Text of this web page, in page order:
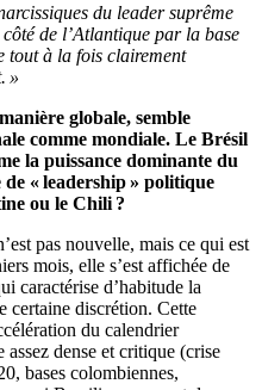
du leader suprême
de l’Atlantique par la base
tout à la fois clairement
»
globale, semble
comme mondiale. Le Brésil
la puissance dominante du
« leadership » politique
ou le Chili ?
pas nouvelle, mais ce qui est
mois, elle s’est affichée de
caractérise d’habitude la
certaine discrétion. Cette
du calendrier
dense et critique (crise
bases colombiennes,